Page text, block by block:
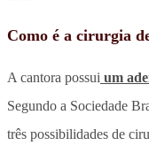
Como é a cirurgia
A cantora possui um
Segundo a Sociedade
três possibilidades de